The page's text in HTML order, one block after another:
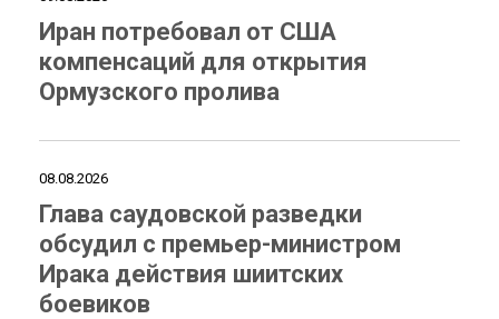
Иран потребовал от США
компенсаций для открытия
Ормузского пролива
08.08.2026
Глава саудовской разведки
обсудил с премьер-министром
Ирака действия шиитских
боевиков